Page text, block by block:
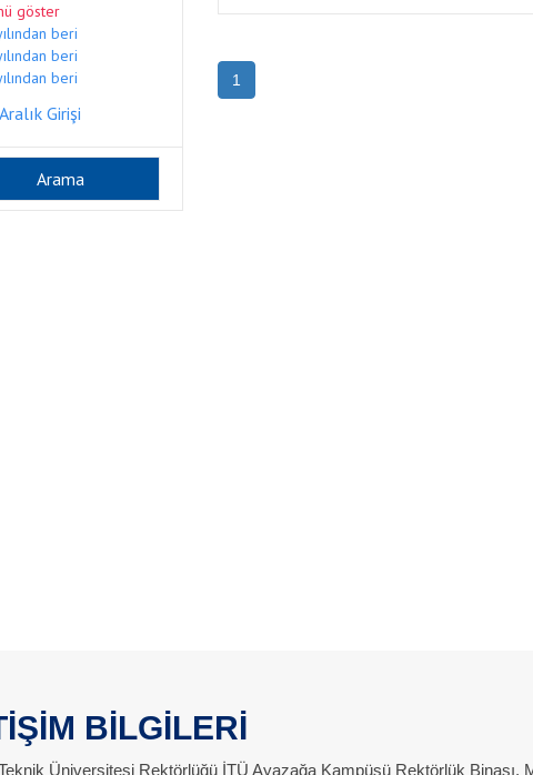
göster
beri
beri
beri
Girişi
1
BİLGİLERİ
Üniversitesi Rektörlüğü İTÜ Ayazağa Kampüsü Rektörlük Binası,